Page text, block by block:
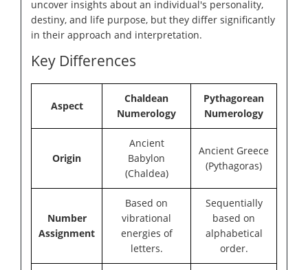
uncover insights about an individual's personality,
destiny, and life purpose, but they differ significantly
in their approach and interpretation.
Key Differences
Aspect
Chaldean
Numerology
Pythagorean
Numerology
Origin
Ancient
Babylon
(Chaldea)
Ancient Greece
(Pythagoras)
Number
Assignment
Based on
vibrational
energies of
letters.
Sequentially
based on
alphabetical
order.